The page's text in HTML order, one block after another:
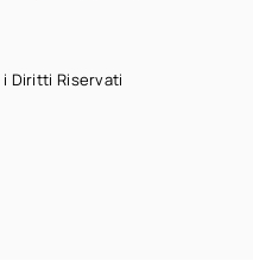
Diritti Riservati